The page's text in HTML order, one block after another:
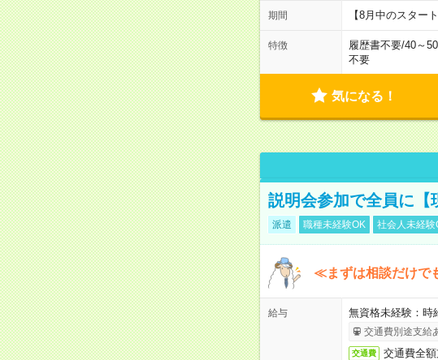
期間 【8月中のスター
特徴 履歴書不要/40～
不要
気になる！
説明会参加で全員に【
派遣 職種未経験OK 社会人未経験
≪まずは相談だけで
給与 無資格未経験：
交通費別途支給
交通費 交通費全額